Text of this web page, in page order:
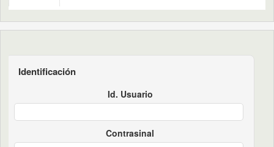
Identificación
Id. Usuario
Contrasinal